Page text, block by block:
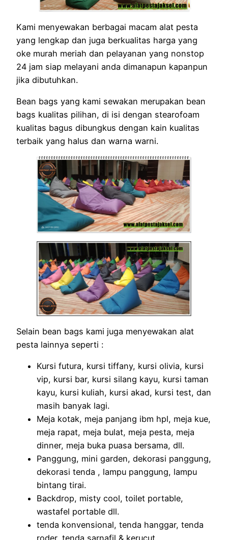
Kami menyewakan berbagai macam alat pesta
yang lengkap dan juga berkualitas harga yang
oke murah meriah dan pelayanan yang nonstop
24 jam siap melayani anda dimanapun kapanpun
jika dibutuhkan.
Bean bags yang kami sewakan merupakan bean
bags kualitas pilihan, di isi dengan stearofoam
kualitas bagus dibungkus dengan kain kualitas
terbaik yang halus dan warna warni.
Selain bean bags kami juga menyewakan alat
pesta lainnya seperti :
Kursi futura, kursi tiffany, kursi olivia, kursi
vip, kursi bar, kursi silang kayu, kursi taman
kayu, kursi kuliah, kursi akad, kursi test, dan
masih banyak lagi.
Meja kotak, meja panjang ibm hpl, meja kue,
meja rapat, meja bulat, meja pesta, meja
dinner, meja buka puasa bersama, dll.
Panggung, mini garden, dekorasi panggung,
dekorasi tenda , lampu panggung, lampu
bintang tirai.
Backdrop, misty cool, toilet portable,
wastafel portable dll.
tenda konvensional, tenda hanggar, tenda
roder, tenda sarnafil & kerucut.